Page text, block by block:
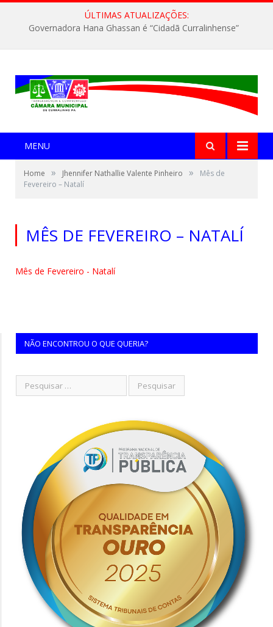
ÚLTIMAS ATUALIZAÇÕES:
Governadora Hana Ghassan é “Cidadã Curralinhense”
MENU
Home » Jhennifer Nathallie Valente Pinheiro »
Mês de
Fevereiro – Natalí
MÊS DE FEVEREIRO – NATALÍ
Mês de Fevereiro - Natalí
NÃO ENCONTROU O QUE QUERIA?